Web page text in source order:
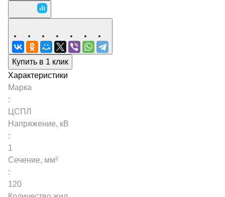
Купить в 1 клик
Характеристики
Марка
:
ЦСПЛ
Напряжение, кВ
:
1
Сечение, мм²
:
120